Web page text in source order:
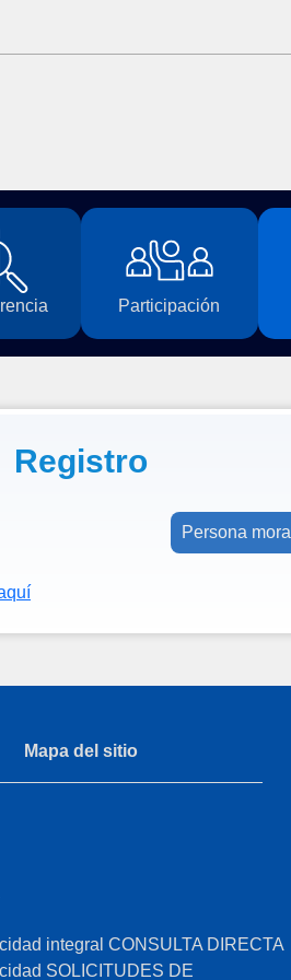
Participación
Registro
Persona moral
Mapa del sitio
integral CONSULTA DIRECTA
SOLICITUDES DE